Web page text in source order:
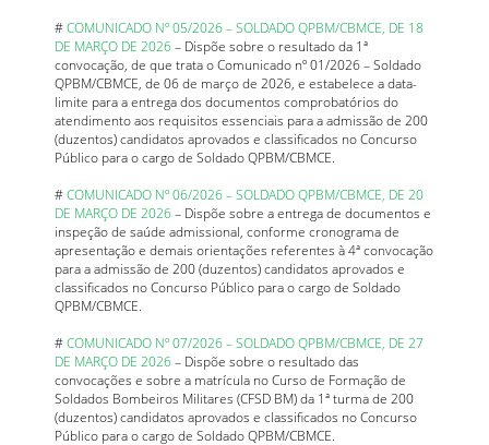
#COMUNICADO Nº 05/2026 – SOLDADO QPBM/CBMCE, DE 18
DE MARÇO DE 2026– Dispõe sobre o resultado da 1ª
convocação, de que trata o Comunicado nº 01/2026 – Soldado
QPBM/CBMCE, de 06 de março de 2026, e estabelece a data-
limite para a entrega dos documentos comprobatórios do
atendimento aos requisitos essenciais para a admissão de 200
(duzentos) candidatos aprovados e classificados no Concurso
Público para o cargo de Soldado QPBM/CBMCE.
#COMUNICADO Nº 06/2026 – SOLDADO QPBM/CBMCE, DE 20
DE MARÇO DE 2026– Dispõe sobre a entrega de documentos e
inspeção de saúde admissional, conforme cronograma de
apresentação e demais orientações referentes à 4ª convocação
para a admissão de 200 (duzentos) candidatos aprovados e
classificados no Concurso Público para o cargo de Soldado
QPBM/CBMCE.
#COMUNICADO Nº 07/2026 – SOLDADO QPBM/CBMCE, DE 27
DE MARÇO DE 2026– Dispõe sobre o resultado das
convocações e sobre a matrícula no Curso de Formação de
Soldados Bombeiros Militares (CFSD BM) da 1ª turma de 200
(duzentos) candidatos aprovados e classificados no Concurso
Público para o cargo de Soldado QPBM/CBMCE.